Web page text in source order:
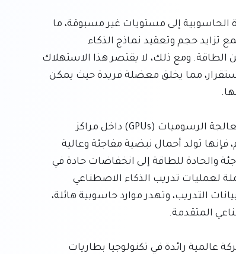
يكمن جوهر هذه المعضلة في التشغيل المتزامن لآلاف وحدات معالجة الرسوميات (GPUs) داخل مراكز